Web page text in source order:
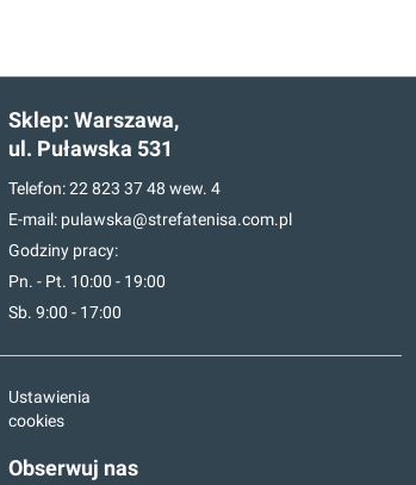
Sklep: Warszawa,
ul. Puławska 531
Telefon:22 823 37 48 wew. 4
E-mail: pulawska@strefatenisa.com.pl
Godziny pracy:
Pn. - Pt. 10:00 - 19:00
Sb. 9:00 - 17:00
Ustawienia
cookies
Obserwuj nas